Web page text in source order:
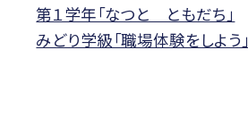
第１学年「なつと ともだち」
みどり学級「職場体験をしよう」